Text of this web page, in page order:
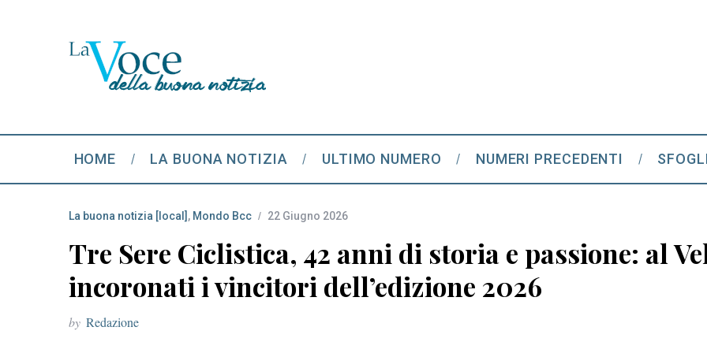
HOME LA BUONA NOTIZIA ULTIMO NUMERO NUMERI PRECEDENTI
La buona notizia [local] , Mondo Bcc 22 Giugno 2026
Tre Sere Ciclistica, 42 anni di storia e passione: al
incoronati i vincitori dell’edizione 2026
by Redazione